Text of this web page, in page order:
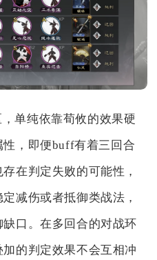
单纯依靠荀攸的效果硬
，即便buff有着三回合
在判定失败的可能性，
减伤或者抵御类战法，
口。在多回合的对战环
的判定效果不会互相冲